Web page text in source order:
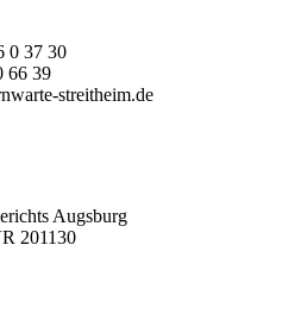
0 37 30
66 39
streitheim.de
Augsburg
201130